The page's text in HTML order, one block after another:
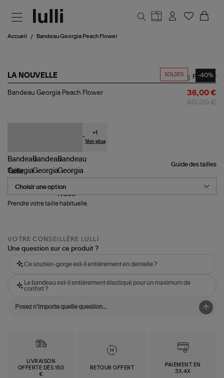
Accueil Bandeau Georgia Peach Flower
SOLDES -40%
LA NOUVELLE
Bandeau
Partager
Bandeau Georgia Peach Flower 36,00 €
+1
Voir plus
Guide des tailles
Taille
Prendre votre taille habituelle.
VOTRE CONSEILLÈRE LULLI
Une question sur ce produit ?
Ce soutien-gorge est-il entièrement en dentelle ?
Le bandeau est-il entièrement élastiqué pour un maximum de
confort ?
LIVRAISON
OFFERTE DÈS 150
€
RETOUR OFFERT
PAIEMENT EN
3X,4X